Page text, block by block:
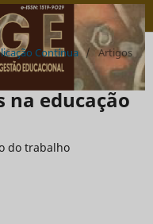
Contínua / Artigos
na educação
do trabalho